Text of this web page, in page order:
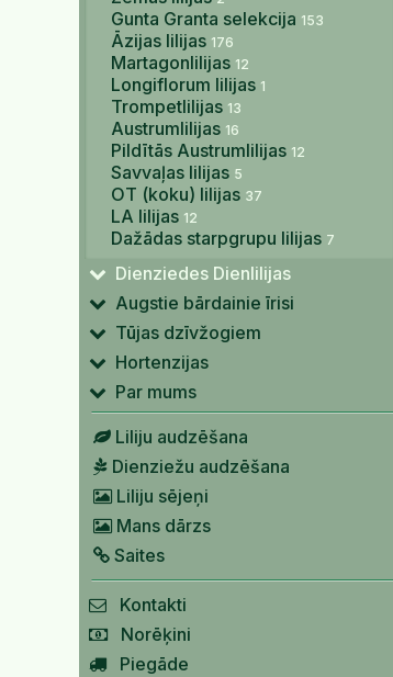
Gunta Granta selekcija 153
Āzijas lilijas 176
Martagonlilijas 12
Longiflorum lilijas 1
Trompetlilijas 13
Austrumlilijas 16
Pildītās Austrumlilijas 12
Savvaļas lilijas 5
OT (koku) lilijas 37
LA lilijas 12
Dažādas starpgrupu lilijas 7
Dienziedes Dienlilijas
Augstie bārdainie īrisi
Tūjas dzīvžogiem
Hortenzijas
Par mums
Liliju audzēšana
Dienziežu audzēšana
Liliju sējeņi
Mans dārzs
Saites
Kontakti
Norēķini
Piegāde